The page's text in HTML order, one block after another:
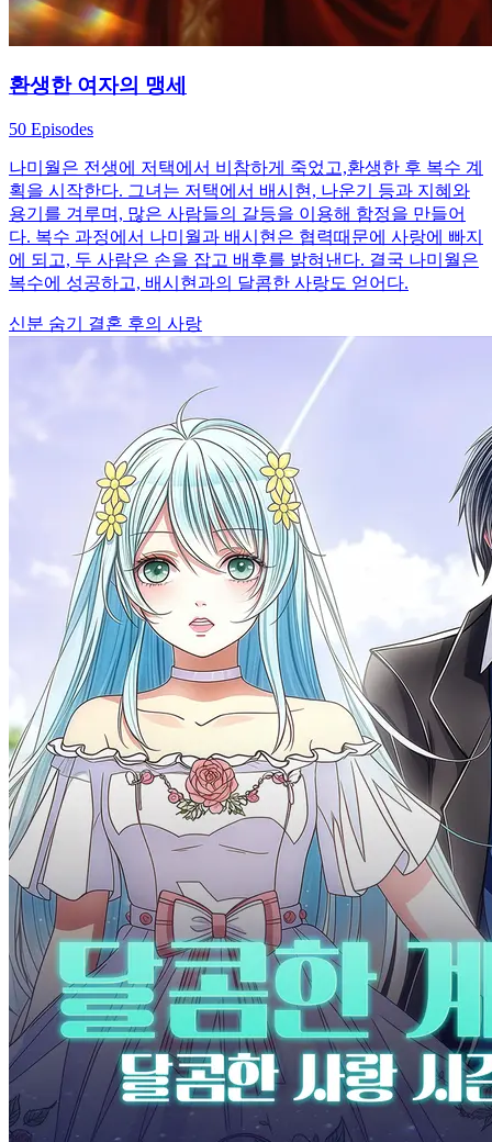
환생한 여자의 맹세
50 Episodes
나미월은 전생에 저택에서 비참하게 죽었고,환생한 후 복수 계
획을 시작한다. 그녀는 저택에서 배시현, 나운기 등과 지혜와
용기를 겨루며, 많은 사람들의 갈등을 이용해 함정을 만들어
다. 복수 과정에서 나미월과 배시현은 협력때문에 사랑에 빠지
에 되고, 두 사람은 손을 잡고 배후를 밝혀낸다. 결국 나미월은
복수에 성공하고, 배시현과의 달콤한 사랑도 얻어다.
신분 숨기 결혼 후의 사랑